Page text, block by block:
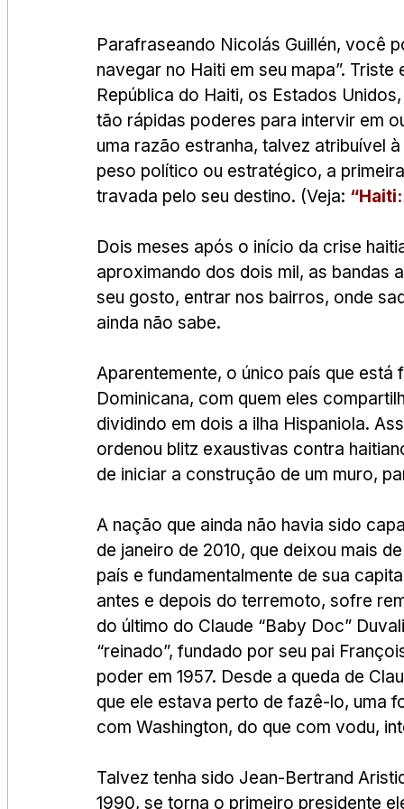
Parafraseando Nicolás Guillén, você
navegar no Haiti em seu mapa”.
República do Haiti, os Estados
tão rápidas poderes para intervir em
uma razão estranha, talvez atribuível
peso político ou estratégico, a
travada pelo seu destino. (Veja:
Dois meses após o início da crise
aproximando dos dois mil, as bandas
seu gosto, entrar nos bairros, onde
ainda não sabe.
Aparentemente, o único país que está
Dominicana, com quem eles
dividindo em dois a ilha Hispaniola.
ordenou blitz exaustivas contra
de iniciar a construção de um muro,
A nação que ainda não havia sido
de janeiro de 2010, que deixou mais
país e fundamentalmente de sua
antes e depois do terremoto, sofre
do último do Claude “Baby Doc”
“reinado”, fundado por seu pai
poder em 1957. Desde a queda de
que ele estava perto de fazê-lo, uma
com Washington, do que com vodu,
Talvez tenha sido Jean-Bertrand
1990, se torna o primeiro presidente